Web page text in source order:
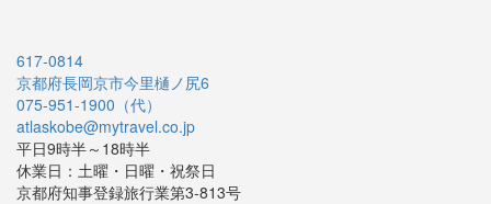
617-0814
京都府長岡京市今里樋ノ尻6
075-951-1900（代）
atlaskobe@mytravel.co.jp
平日9時半～18時半
休業日：土曜・日曜・祝祭日
京都府知事登録旅行業第3-813号